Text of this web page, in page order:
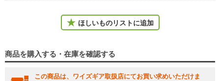
ほしいものリストに追加
商品を購入する・在庫を確認する
この商品は、ワイズギア取扱店にてお買い求めいただけま